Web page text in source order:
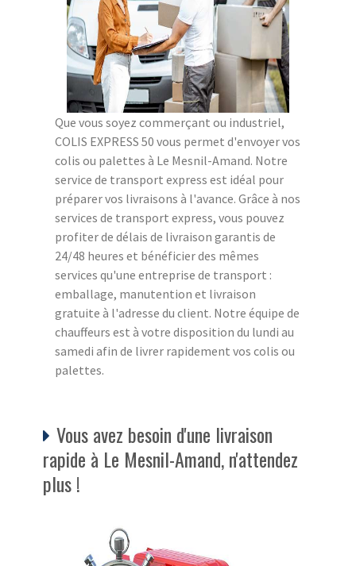
Que vous soyez commerçant ou industriel,
COLIS EXPRESS 50 vous permet d'envoyer vos
colis ou palettes à Le Mesnil-Amand. Notre
service de transport express est idéal pour
préparer vos livraisons à l'avance. Grâce à nos
services de transport express, vous pouvez
profiter de délais de livraison garantis de
24/48 heures et bénéficier des mêmes
services qu'une entreprise de transport :
emballage, manutention et livraison
gratuite à l'adresse du client. Notre équipe de
chauffeurs est à votre disposition du lundi au
samedi afin de livrer rapidement vos colis ou
palettes.
Vous avez besoin d'une livraison
rapide à Le Mesnil-Amand, n'attendez
plus !